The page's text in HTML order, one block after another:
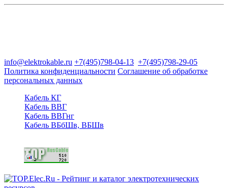
info@elektrokable.ru +7(495)798-04-13 +7(495)798-29-05
Политика конфиденциальности Соглашение об обработке
персональных данных
Кабель КГ
Кабель ВВГ
Кабель ВВГнг
Кабель ВБбШв, ВБШв